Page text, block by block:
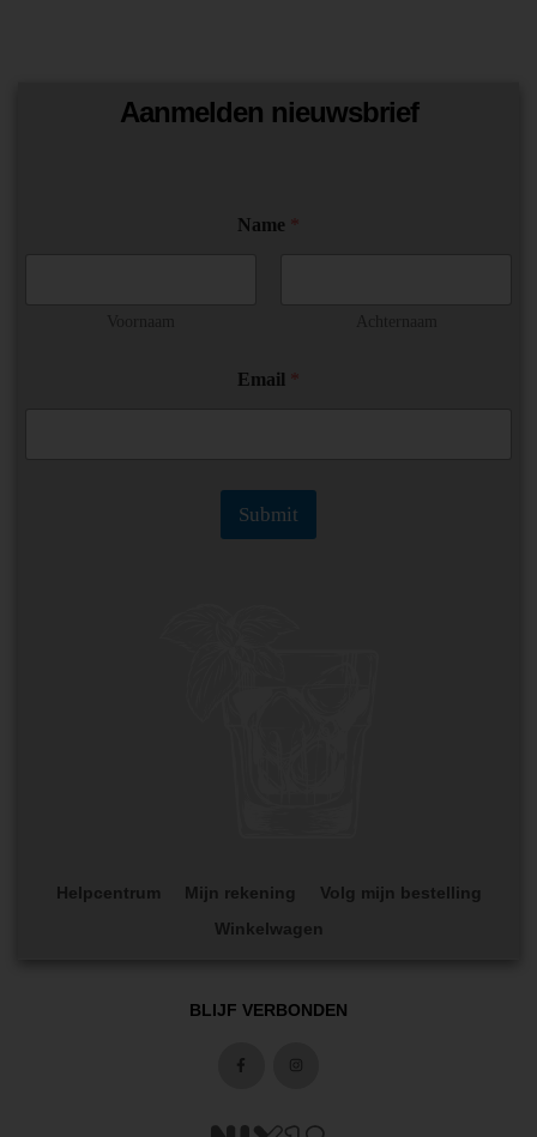
Aanmelden nieuwsbrief
Name
a
a
i
Email
Submit
Helpcentrum Mijn rekening
Volg mijn bestelling
Winkelwagen
BLIJF VERBONDEN